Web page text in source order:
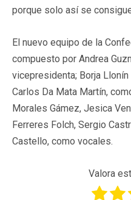
porque solo así se
El nuevo equipo de la
compuesto por Andrea
vicepresidenta; Borja
Carlos Da Mata Martín,
Morales Gámez, Jesica
Ferreres Folch, Sergio
Castello, como vocales.
Valora